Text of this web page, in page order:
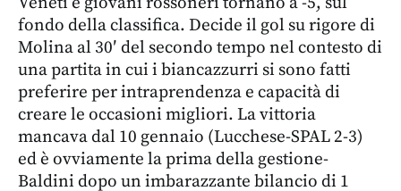
fondo della classifica. Decide il gol su rigore di
Molina al 30′ del secondo tempo nel contesto di
una partita in cui i biancazzurri si sono fatti
preferire per intraprendenza e capacità di
creare le occasioni migliori. La vittoria
mancava dal 10 gennaio (Lucchese-SPAL 2-3)
ed è ovviamente la prima della gestione-
Baldini dopo un imbarazzante bilancio di 1